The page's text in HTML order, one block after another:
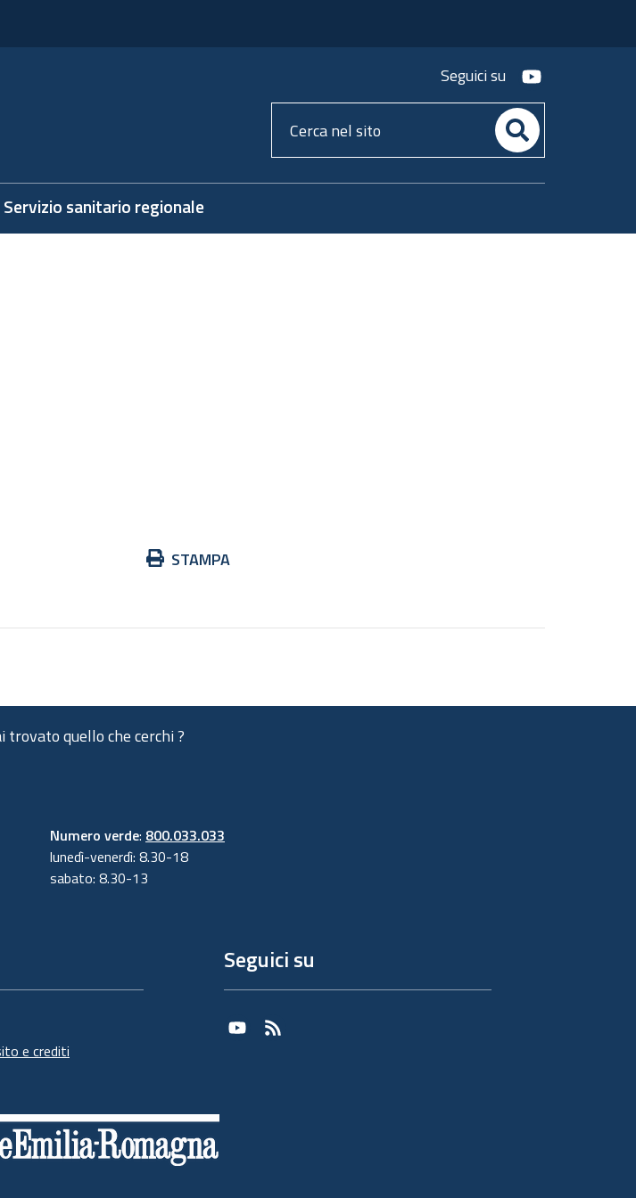
Seguici su youtube
Cerca
nel
Servizio sanitario regionale
Azioni STAMPA
trovato quello che cerchi ?
Numero verde: 800.033.033
lunedì-venerdì: 8.30-18
sabato: 8.30-13
e crediti
Seguici su
Youtube
RSS